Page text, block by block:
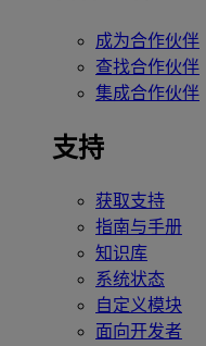
成为合作伙伴
查找合作伙伴
集成合作伙伴
支持
获取支持
指南与手册
知识库
系统状态
自定义模块
面向开发者